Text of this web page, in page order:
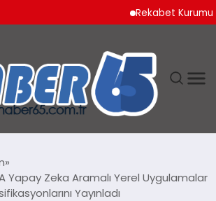
Rekabet Kurumu
Yapay Zeka Aramalı Yerel Uygulamalar
Yayınladı